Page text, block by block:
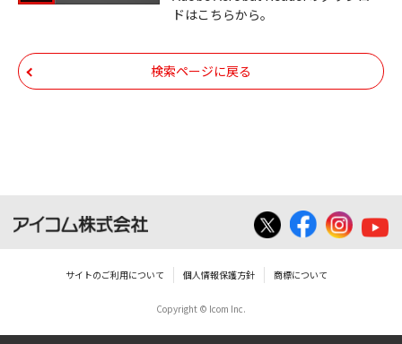
いての著作権を含むすべての権利は、アイコ
帰属します。ダウンロードしたファイルは、
個人で使用される以外にはご使用できませ
せんのでご了承ください。
告なく改良及び変更される場合があります。
ダウンロードサービスに掲載していますBIOS/
ドはこちらから。
検索ページに戻る
サイトのご利用について 個人情報保護方針 商標について
Copyright © Icom Inc.